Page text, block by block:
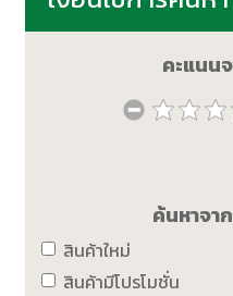
คะแนน
ค้นหาจา
สินค้าใหม่
สินค้ามีโปรโมชั่น